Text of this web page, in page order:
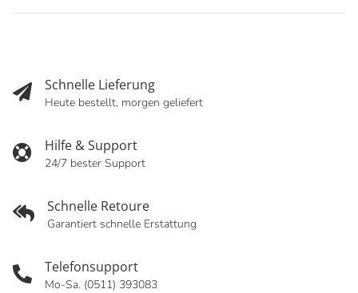
Schnelle Lieferung
Heute bestellt, morgen geliefert
Hilfe & Support
24/7 bester Support
Schnelle Retoure
Garantiert schnelle Erstattung
Telefonsupport
Mo-Sa. (0511) 393083